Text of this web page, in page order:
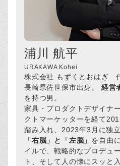
浦川 航平
URAKAWA Kohei
株式会社 もずくとおはぎ
長崎県佐世保市出身。 経営
を持つ男。
家具・プロダクトデザイナ
クトマーケッターを経て
踏み入れ、2023年3月に独
「右脳」と「左脳」 を自由
イルで、戦略的なプロデュ
ト、そして人の懐にスッと